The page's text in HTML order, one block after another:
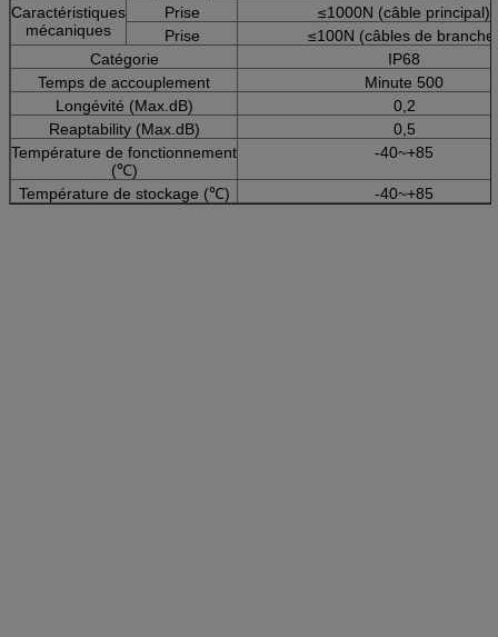
Caractéristiques
mécaniques
Prise
≤1000N (câble principal)
Prise
≤100N (câbles de
Catégorie
IP68
Temps de accouplement
Minute 500
Longévité (Max.dB)
0,2
Reaptability (Max.dB)
0,5
Température de fonctionnement
(℃)
-40~+85
Température de stockage (℃) -40~+85